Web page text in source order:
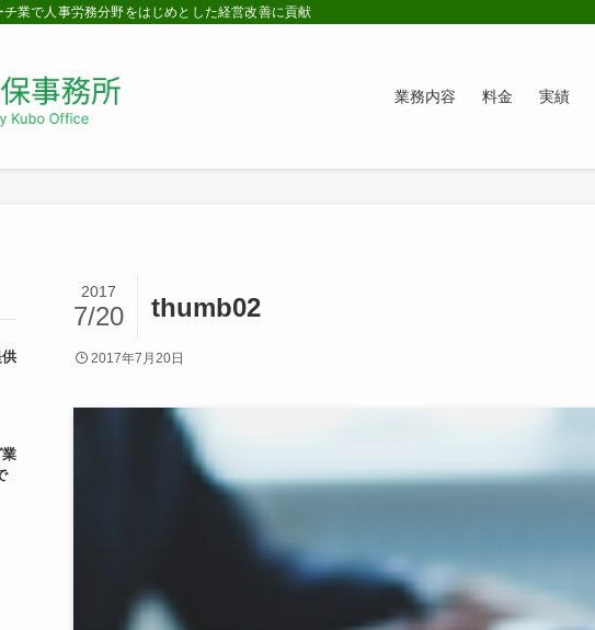
業で人事労務分野をはじめとした経営改善に貢献
業務内容 料金 実績
thumb02
2017
7/20
2017年7月20日